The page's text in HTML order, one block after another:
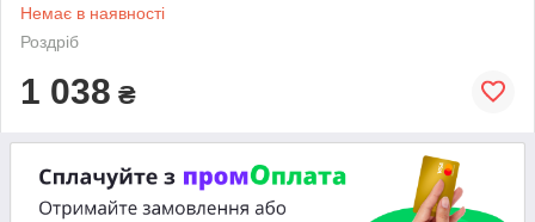
Немає в наявності
Роздріб
1 038 ₴